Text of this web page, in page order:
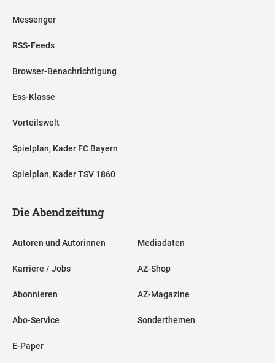
Messenger
RSS-Feeds
Browser-Benachrichtigung
Ess-Klasse
Vorteilswelt
Spielplan, Kader FC Bayern
Spielplan, Kader TSV 1860
Die Abendzeitung
Autoren und Autorinnen
Karriere / Jobs
Abonnieren
Abo-Service
E-Paper
Mediadaten
AZ-Shop
AZ-Magazine
Sonderthemen